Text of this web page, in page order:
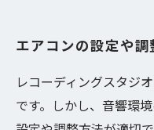
エアコンの設定や
レコーディングスタジ
です。しかし、音響環